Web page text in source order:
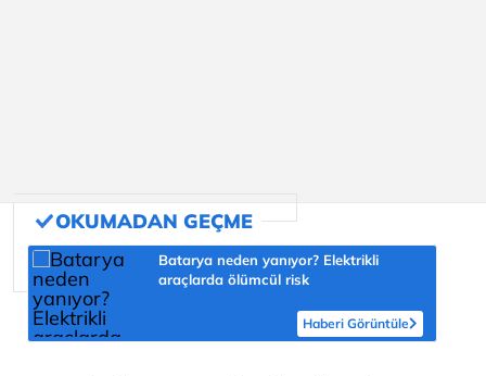
Batarya neden yanıyor? Elektrikli
araçlarda ölümcül risk
Haberi Görüntüle